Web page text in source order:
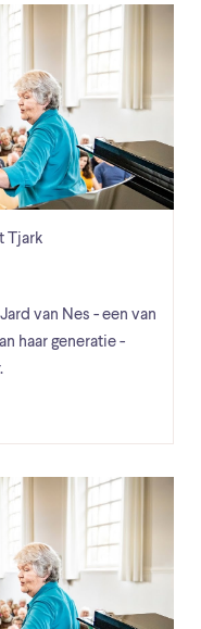
Tjark
van Nes - een van
haar generatie -